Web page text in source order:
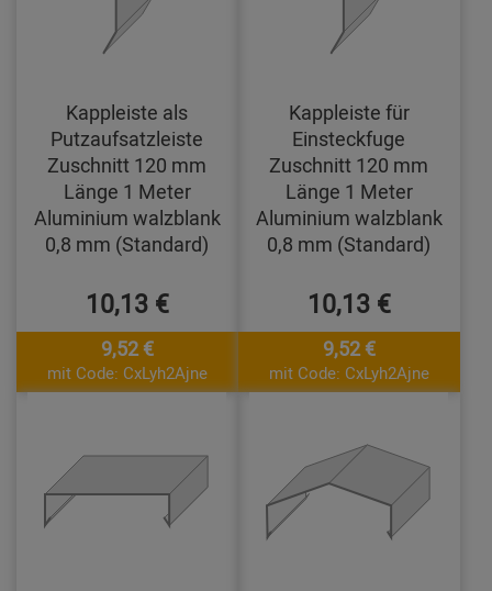
Kappleiste als
Putzaufsatzleiste
Zuschnitt 120 mm
Länge 1 Meter
Aluminium walzblank
0,8 mm (Standard)
10,13 €
9,52 €
mit Code: CxLyh2Ajne
Kappleiste für
Einsteckfuge
Zuschnitt 120 mm
Länge 1 Meter
Aluminium walzblank
0,8 mm (Standard)
10,13 €
9,52 €
mit Code: CxLyh2Ajne